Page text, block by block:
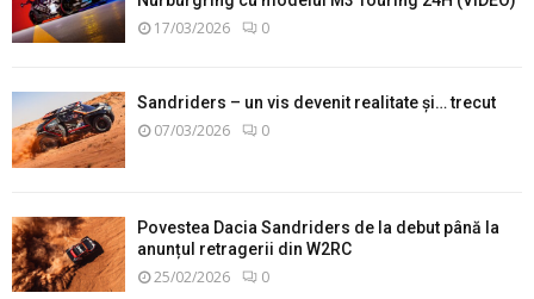
17/03/2026 0
Sandriders – un vis devenit realitate și… trecut
07/03/2026 0
Povestea Dacia Sandriders de la debut până la
anunțul retragerii din W2RC
25/02/2026 0